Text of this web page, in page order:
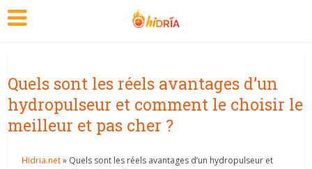
Quels sont les réels avantages d’un
hydropulseur et comment le choisir le
meilleur et pas cher ?
Hidria.net» Quels sont les réels avantages d’un hydropulseur et